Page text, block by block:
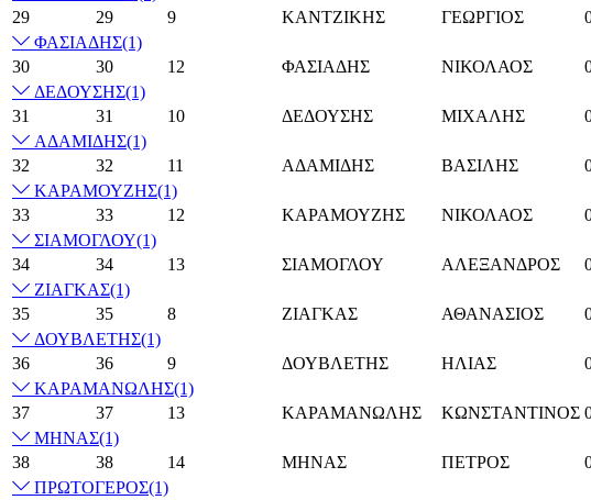
29
29 9 ΚΑΝΤΖΙΚΗΣ ΓΕΩΡΓΙΟΣ
ΦΑΣΙΑΔΗΣ(1)
30
30 12 ΦΑΣΙΑΔΗΣ ΝΙΚΟΛΑΟΣ
ΔΕΔΟΥΣΗΣ(1)
31
31 10 ΔΕΔΟΥΣΗΣ ΜΙΧΑΛΗΣ
ΑΔΑΜΙΔΗΣ(1)
32
32 11 ΑΔΑΜΙΔΗΣ ΒΑΣΙΛΗΣ
ΚΑΡΑΜΟΥΖΗΣ(1)
33
33 12 ΚΑΡΑΜΟΥΖΗΣ ΝΙΚΟΛΑΟΣ
ΣΙΑΜΟΓΛΟΥ(1)
34
34 13 ΣΙΑΜΟΓΛΟΥ ΑΛΕΞΑΝΔΡΟΣ
ΖΙΑΓΚΑΣ(1)
35
35 8 ΖΙΑΓΚΑΣ ΑΘΑΝΑΣΙΟΣ
ΔΟΥΒΛΕΤΗΣ(1)
36
36 9 ΔΟΥΒΛΕΤΗΣ ΗΛΙΑΣ
ΚΑΡΑΜΑΝΩΛΗΣ(1)
37
37 13 ΚΑΡΑΜΑΝΩΛΗΣ ΚΩΝΣΤΑΝΤΙΝΟΣ
ΜΗΝΑΣ(1)
38
38 14 ΜΗΝΑΣ ΠΕΤΡΟΣ
ΠΡΩΤΟΓΕΡΟΣ(1)